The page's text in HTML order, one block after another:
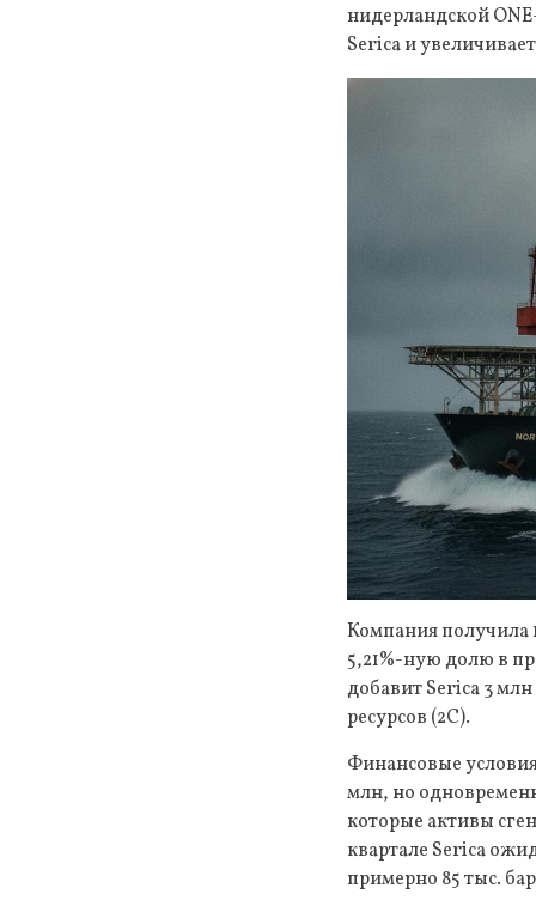
нидерландской
Serica и
Компания получила
5,21%-ную долю в
добавит Serica 3
ресурсов (2C).
Финансовые
млн, но
которые активы
квартале Serica
примерно 85 тыс.